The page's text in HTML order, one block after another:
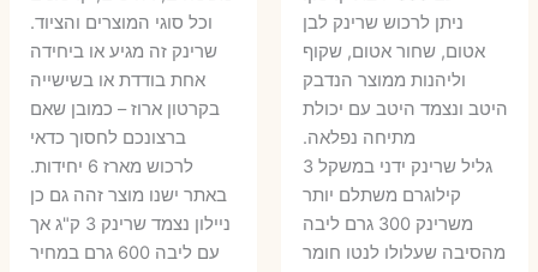
35 ₪.
ניתן לרכוש שרינק לבן
אטום, שחור אטום, שקוף
וליהנות ממוצר הנדבק
היטב ונצמד היטב עם יכולת
מתיחה נפלאה.
גליל שרינק ידני במשקל 3
קילוגרם משתלם יותר
משרינק 300 גרם ליבה
מהסיבה שעלולו לנטו חומר
55 ₪.
₪.וכל סוגי המוצרים והציוד.
שרינק זה מגיע או ביחידה
אחת בודדת או בשישייה
בקרטון ארוז – כמובן שאם
ברצונכם לחסוך כדאי
לרכוש מארז 6 יחידות.
באתר ישנו מוצר זהה גם כן
ניילון נצמד שרינק 3 ק"ג אך
עם ליבה 600 גרם במחיר